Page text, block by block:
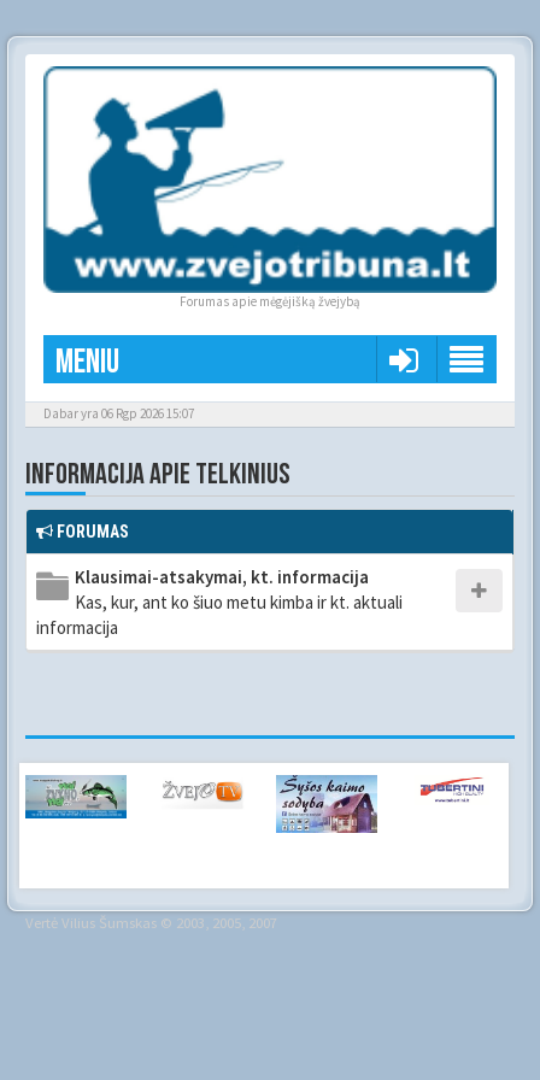
Forumas apie mėgėjišką žvejybą
Meniu
Dabar yra 06 Rgp 2026 15:07
INFORMACIJA APIE TELKINIUS
FORUMAS
Klausimai-atsakymai, kt. informacija
Kas, kur, ant ko šiuo metu kimba ir kt. aktuali
informacija
VertėVilius Šumskas © 2003, 2005, 2007